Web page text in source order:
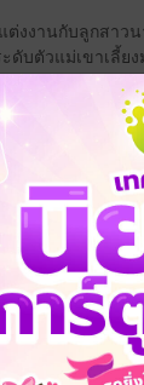
งงานกับลูกสา
ดับตัวแม่เขาเลี้ยง